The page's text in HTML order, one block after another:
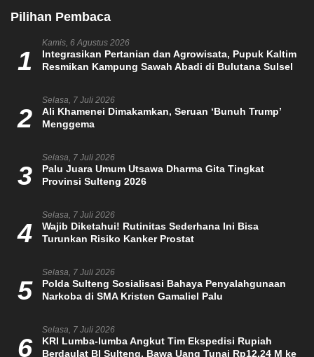
Pilihan Pembaca
1
Kamis, 6 Agustus 2026
Integrasikan Pertanian dan Agrowisata, Pupuk Kaltim
Resmikan Kampung Sawah Abadi di Bulutana Sulsel
2
Selasa, 7 Juli 2026
Ali Khamenei Dimakamkan, Seruan ‘Bunuh Trump’
Menggema
3
Selasa, 7 Juli 2026
Palu Juara Umum Utsawa Dharma Gita Tingkat
Provinsi Sulteng 2026
4
Selasa, 7 Juli 2026
Wajib Diketahui! Rutinitas Sederhana Ini Bisa
Turunkan Risiko Kanker Prostat
5
Selasa, 7 Juli 2026
Polda Sulteng Sosialisasi Bahaya Penyalahgunaan
Narkoba di SMA Kristen Gamaliel Palu
6
Selasa, 7 Juli 2026
KRI Lumba-lumba Angkut Tim Ekspedisi Rupiah
Berdaulat BI Sulteng, Bawa Uang Tunai Rp12,24 M ke